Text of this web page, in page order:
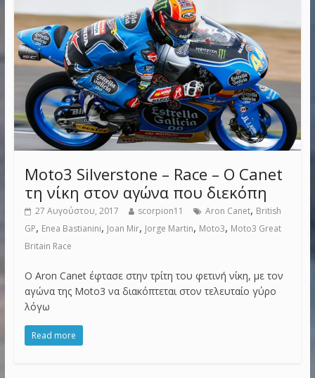
Moto3 Silverstone – Race – Ο Canet
τη νίκη στον αγώνα που διεκόπη
27 Αυγούστου, 2017 scorpion11 Aron Canet, British
GP, Enea Bastianini, Joan Mir, Jorge Martin, Moto3, Moto3 Great
Britain Race
Ο Aron Canet έφτασε στην τρίτη του φετινή νίκη, με τον
αγώνα της Moto3 να διακόπτεται στον τελευταίο γύρο
λόγω
Read more